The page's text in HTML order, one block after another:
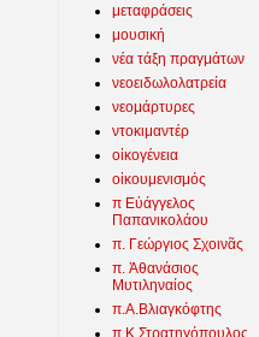
μεταφράσεις
μουσική
νέα τάξη πραγμάτων
νεοειδωλολατρεία
νεομάρτυρες
ντοκιμαντέρ
οἰκογένεια
οἰκουμενισμός
π Εὐάγγελος
Παπανικολάου
π. Γεώργιος Σχοινᾶς
π. Ἀθανάσιος
Μυτιληναίος
π.Α.Βλιαγκόφτης
π.Κ.Στρατηγόπουλος